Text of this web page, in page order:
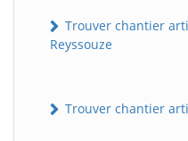
Trouver chantier
Reyssouze
Trouver chantier